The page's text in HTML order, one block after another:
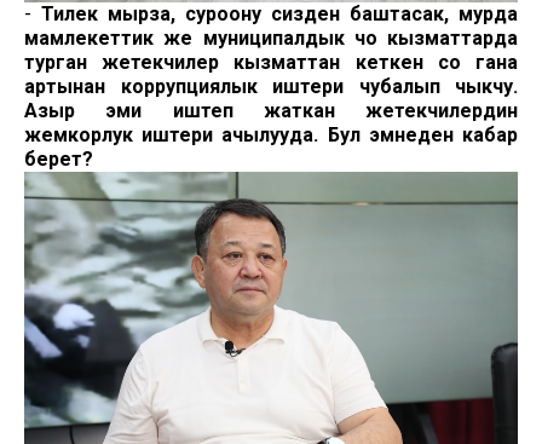
- Тилек мырза, суроону сизден баштасак, мурда
мамлекеттик же муниципалдык чоң кызматтарда
турган жетекчилер кызматтан кеткен соң гана
артынан коррупциялык иштери чубалып чыкчу.
Азыр эми иштеп жаткан жетекчилердин
жемкорлук иштери ачылууда. Бул эмнеден кабар
берет?